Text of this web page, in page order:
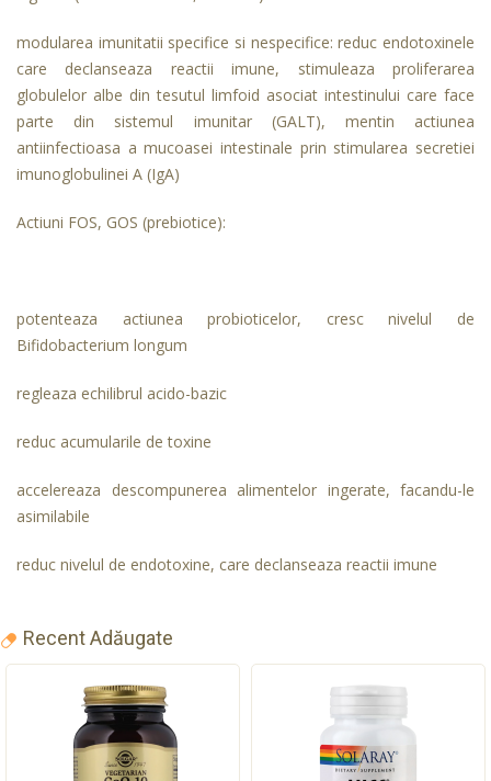
modularea imunitatii specifice si nespecifice: reduc endotoxinele
care declanseaza reactii imune, stimuleaza proliferarea
globulelor albe din tesutul limfoid asociat intestinului care face
parte din sistemul imunitar (GALT), mentin actiunea
antiinfectioasa a mucoasei intestinale prin stimularea secretiei
imunoglobulinei A (IgA)
Actiuni FOS, GOS (prebiotice):
potenteaza actiunea probioticelor, cresc nivelul de
Bifidobacterium longum
regleaza echilibrul acido-bazic
reduc acumularile de toxine
accelereaza descompunerea alimentelor ingerate, facandu-le
asimilabile
reduc nivelul de endotoxine, care declanseaza reactii imune
Recent Adăugate